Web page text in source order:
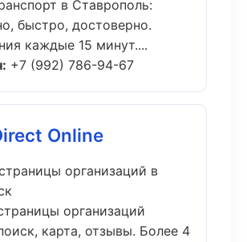
в Ставрополь:
быстро, достоверно.
каждые 15 минут....
+7 (992) 786-94-67
Online
организаций в
организаций
карта, отзывы. Более 4